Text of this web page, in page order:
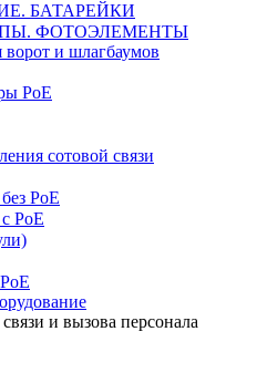
БАТАРЕЙКИ
ФОТОЭЛЕМЕНТЫ
ворот и шлагбаумов
РоЕ
сотовой связи
РоЕ
РоЕ
и вызова персонала